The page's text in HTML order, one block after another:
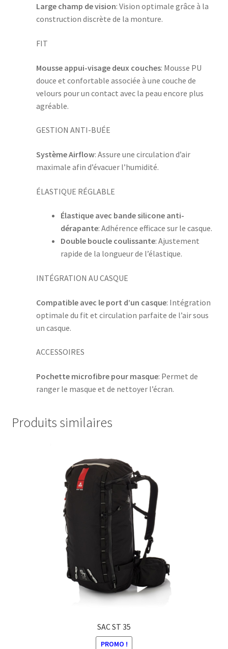
Large champ de vision: Vision optimale grâce à la
construction discrète de la monture.
FIT
Mousse appui-visage deux couches: Mousse PU
douce et confortable associée à une couche de
velours pour un contact avec la peau encore plus
agréable.
GESTION ANTI-BUÉE
Système Airflow: Assure une circulation d’air
maximale afin d’évacuer l’humidité.
ÉLASTIQUE RÉGLABLE
Élastique avec bande silicone anti-
dérapante: Adhérence efficace sur le casque.
Double boucle coulissante: Ajustement
rapide de la longueur de l’élastique.
INTÉGRATION AU CASQUE
Compatible avec le port d’un casque: Intégration
optimale du fit et circulation parfaite de l’air sous
un casque.
ACCESSOIRES
Pochette microfibre pour masque: Permet de
ranger le masque et de nettoyer l’écran.
Produits similaires
SAC ST 35
PROMO !